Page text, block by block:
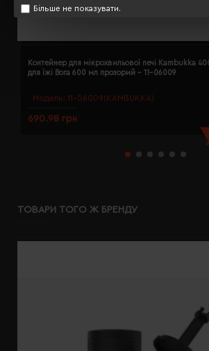
Більше не показувати.
Модель: 11-06009(KAMBUKKA)
Контейнер для мікрохвильової печі Kambukka
для їжі Bora 600 мл прозорий - 11-06009
690.98 грн
ТОВАРИ ТОГО Ж БРЕНДУ